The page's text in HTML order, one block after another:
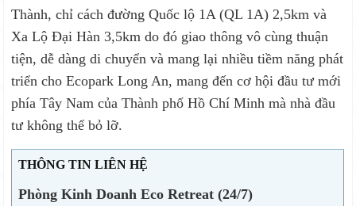
Thành, chỉ cách đường Quốc lộ 1A (QL 1A) 2,5km và
Xa Lộ Đại Hàn 3,5km do đó giao thông vô cùng thuận
tiện, dễ dàng di chuyển và mang lại nhiều tiềm năng phát
triển cho Ecopark Long An, mang đến cơ hội đầu tư mới
phía Tây Nam của Thành phố Hồ Chí Minh mà nhà đầu
tư không thể bỏ lỡ.
THÔNG TIN LIÊN HỆ
Phòng Kinh Doanh Eco Retreat (24/7)